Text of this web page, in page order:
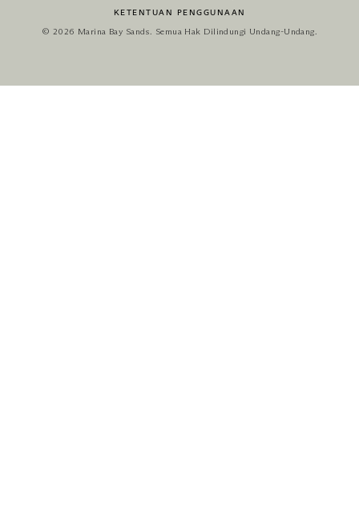
KETENTUAN PENGGUNAAN
© 2026 Marina Bay Sands. Semua Hak Dilindungi Undang-Undang.